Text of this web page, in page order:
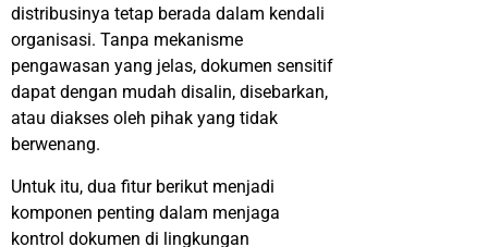
distribusinya tetap berada dalam kendali
organisasi. Tanpa mekanisme
pengawasan yang jelas, dokumen sensitif
dapat dengan mudah disalin, disebarkan,
atau diakses oleh pihak yang tidak
berwenang.
Untuk itu, dua fitur berikut menjadi
komponen penting dalam menjaga
kontrol dokumen di lingkungan